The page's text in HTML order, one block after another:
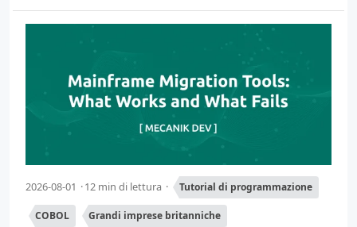
2026-08-01 12 min di lettura Tutorial di programmazione
COBOL Grandi imprese britanniche